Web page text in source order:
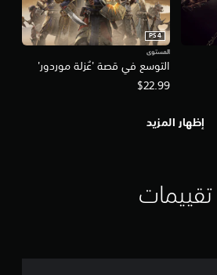
التوسع في قصة 'عُزلة موردور'
PS4
المستوى
$22.99
إظهار المزيد
تقييمات